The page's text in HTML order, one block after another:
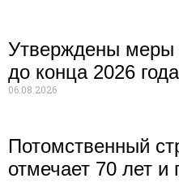
Утверждены меры
до конца 2026 года
06.08.2026
Потомственный
отмечает 70 лет